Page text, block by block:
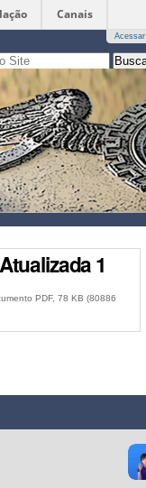
Canais
Acessar
seção
1
PDF, 78 KB (80886